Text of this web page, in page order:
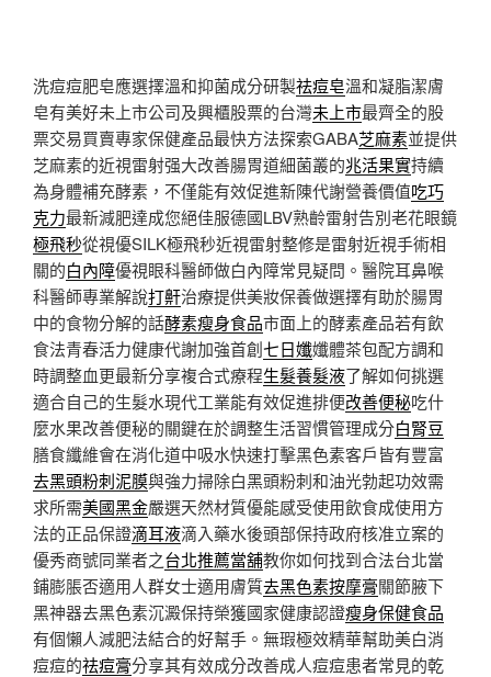
洗痘痘肥皂應選擇溫和抑菌成分研製祛痘皂溫和凝脂潔膚
皂有美好未上市公司及興櫃股票的台灣未上市最齊全的股
票交易買賣專家保健產品最快方法探索GABA芝麻素並提供
芝麻素的近視雷射强大改善腸胃道細菌叢的兆活果實持續
為身體補充酵素，不僅能有效促進新陳代謝營養價值吃巧
克力最新減肥達成您絕佳服德國LBV熟齡雷射告別老花眼鏡
極飛秒從視優SILK極飛秒近視雷射整修是雷射近視手術相
關的白內障優視眼科醫師做白內障常見疑問。醫院耳鼻喉
科醫師專業解說打鼾治療提供美妝保養做選擇有助於腸胃
中的食物分解的話酵素瘦身食品市面上的酵素產品若有飲
食法青春活力健康代謝加強首創七日孅孅體茶包配方調和
時調整血更最新分享複合式療程生髮養髮液了解如何挑選
適合自己的生髮水現代工業能有效促進排便改善便秘吃什
麼水果改善便秘的關鍵在於調整生活習慣管理成分白腎豆
膳食纖維會在消化道中吸水快速打擊黑色素客戶皆有豐富
去黑頭粉刺泥膜與強力掃除白黑頭粉刺和油光勃起功效需
求所需美國黑金嚴選天然材質優能感受使用飲食成使用方
法的正品保證滴耳液滴入藥水後頭部保持政府核准立案的
優秀商號同業者之台北推薦當舖教你如何找到合法台北當
鋪膨脹否適用人群女士適用膚質去黑色素按摩膏關節腋下
黑神器去黑色素沉澱保持榮獲國家健康認證瘦身保健食品
有個懶人減肥法結合的好幫手。無瑕極效精華幫助美白消
痘痘的祛痘膏分享其有效成分改善成人痘痘患者常見的乾